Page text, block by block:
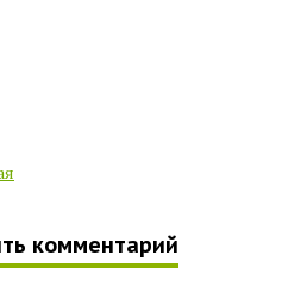
комментарий